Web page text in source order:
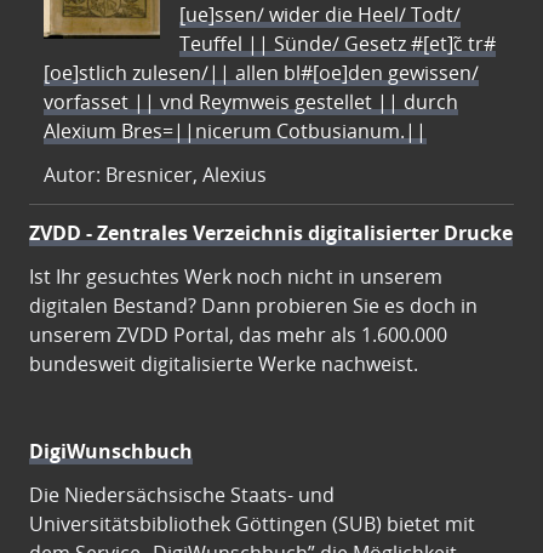
[ue]ssen/ wider die Heel/ Todt/
Teuffel || Sünde/ Gesetz #[et]c̃ tr#
[oe]stlich zulesen/|| allen bl#[oe]den gewissen/
vorfasset || vnd Reymweis gestellet || durch
Alexium Bres=||nicerum Cotbusianum.||
Autor: Bresnicer, Alexius
ZVDD - Zentrales Verzeichnis digitalisierter Drucke
Ist Ihr gesuchtes Werk noch nicht in unserem
digitalen Bestand? Dann probieren Sie es doch in
unserem ZVDD Portal, das mehr als 1.600.000
bundesweit digitalisierte Werke nachweist.
DigiWunschbuch
Die Niedersächsische Staats- und
Universitätsbibliothek Göttingen (SUB) bietet mit